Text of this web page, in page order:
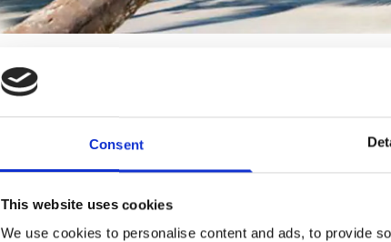
Consent
This website uses cookies
We use cookies to personalise content and ads, to provide
En